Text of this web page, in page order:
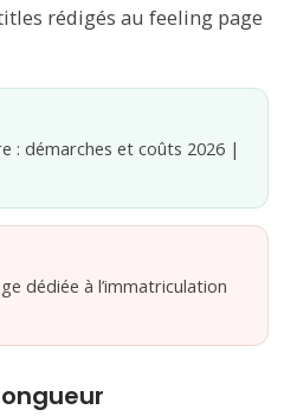
rédigés au feeling page
: démarches et coûts 2026 |
dédiée à l’immatriculation